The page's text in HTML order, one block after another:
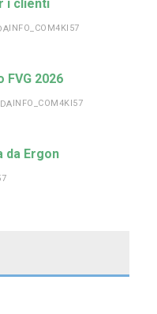
i clienti
INFO_COM4KI57
FVG 2026
DAINFO_COM4KI57
da Ergon